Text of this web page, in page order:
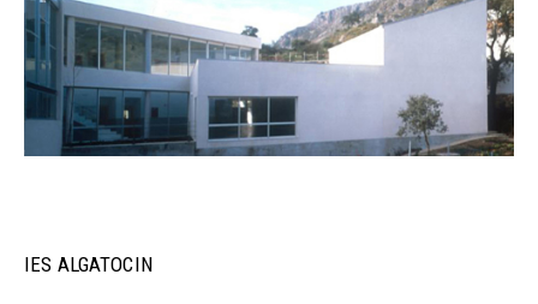
IES ALGATOCIN